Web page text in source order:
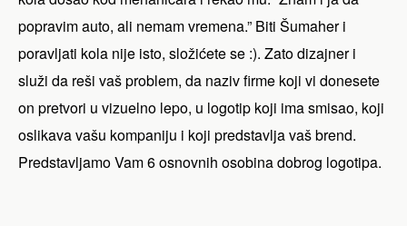
popravim auto, ali nemam vremena.” Biti Šumaher i
poravljati kola nije isto, složićete se :). Zato dizajner i
služi da reši vaš problem, da naziv firme koji vi donesete
on pretvori u vizuelno lepo, u logotip koji ima smisao, koji
oslikava vašu kompaniju i koji predstavlja vaš brend.
Predstavljamo Vam 6 osnovnih osobina dobrog logotipa.